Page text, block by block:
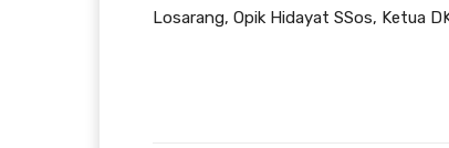
Losarang, Opik Hidayat SSos, Ketua